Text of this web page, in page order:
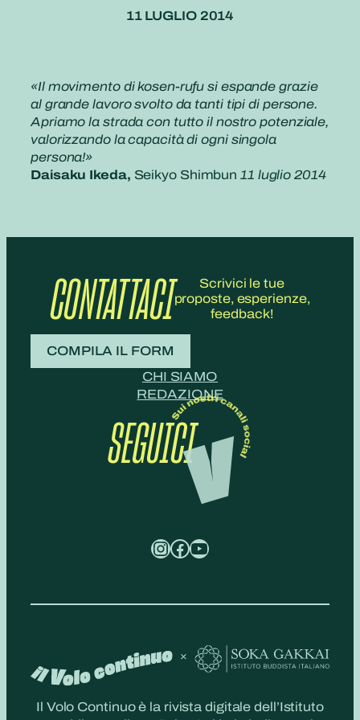
11 LUGLIO 2014
«Il movimento di kosen-rufu si espande grazie
al grande lavoro svolto da tanti tipi di persone.
Apriamo la strada con tutto il nostro potenziale,
valorizzando la capacità di ogni singola
persona!»
Daisaku Ikeda, Seikyo Shimbun 11 luglio 2014
CONTATTACI
Scrivici le tue
proposte, esperienze,
feedback!
COMPILA IL FORM
CHI SIAMO
REDAZIONE
SEGUICI
InstagramFacebook YouTube
Il Volo Continuo è la rivista digitale dell’Istituto